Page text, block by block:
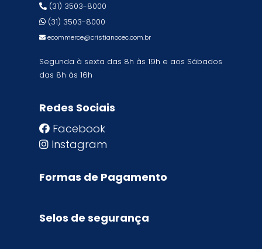
(31) 3503-8000
(31) 3503-8000
ecommerce@cristianocec.com.br
Segunda à sexta das 8h às 19h e aos Sábados
das 8h às 16h
Redes Sociais
Facebook
Instagram
Formas de Pagamento
Selos de segurança